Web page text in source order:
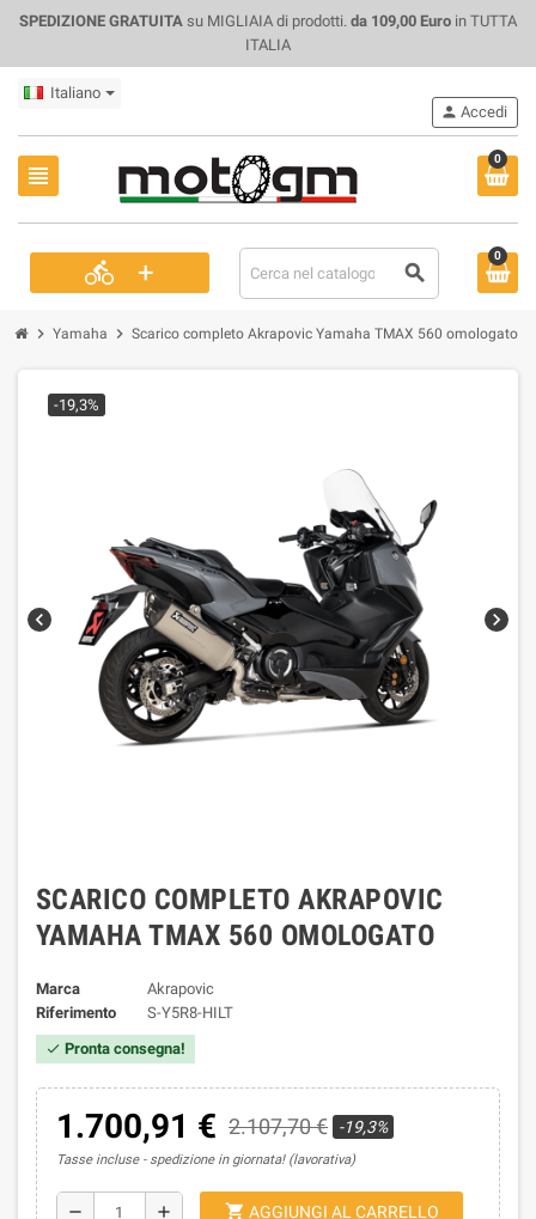
SPEDIZIONE GRATUITA su MIGLIAIA di prodotti. da 109,00 Euro in TUTTA
ITALIA
Italiano
view_headline
0
directions_bike + search
person Accedi
0
chevron_right Yamaha chevron_right Scarico completo Akrapovic Yamaha TMAX 560 omologato
chevron_left chevron_right
-19,3%
SCARICO COMPLETO AKRAPOVIC
YAMAHA TMAX 560 OMOLOGATO
Marca
Akrapovic
Riferimento
S-Y5R8-HILT
check Pronta consegna!
1.700,91 € 2.107,70 € -19,3%
Tasse incluse spedizione in giornata! (lavorativa)
remove add shopping_cart AGGIUNGI AL CARRELLO